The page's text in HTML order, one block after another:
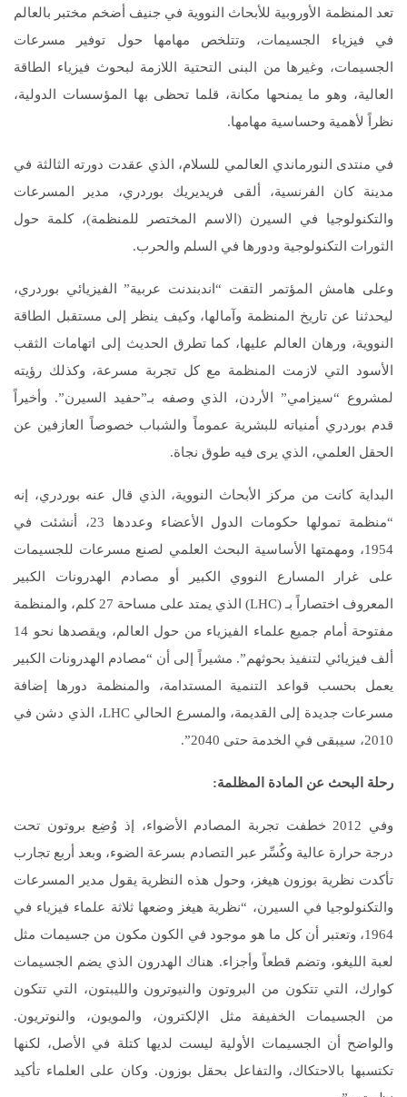
تعد المنظمة الأوروبية للأبحاث النووية في جنيف أضخم مختبر بالعالم
في فيزياء الجسيمات، وتتلخص مهامها حول توفير مسرعات
الجسيمات، وغيرها من البنى التحتية اللازمة لبحوث فيزياء الطاقة
العالية، وهو ما يمنحها مكانة، قلما تحظى بها المؤسسات الدولية،
نظراً لأهمية وحساسية مهامها.
في منتدى النورماندي العالمي للسلام، الذي عقدت دورته الثالثة في
مدينة كان الفرنسية، ألقى فريديريك بوردري، مدير المسرعات
والتكنولوجيا في السيرن (الاسم المختصر للمنظمة)، كلمة حول
الثورات التكنولوجية ودورها في السلم والحرب.
وعلى هامش المؤتمر التقت “اندبندنت عربية” الفيزيائي بوردري،
ليحدثنا عن تاريخ المنظمة وآمالها، وكيف ينظر إلى مستقبل الطاقة
النووية، ورهان العالم عليها، كما تطرق الحديث إلى اتهامات الثقب
الأسود التي لازمت المنظمة مع كل تجربة مسرعة، وكذلك رؤيته
لمشروع “سيزامي” الأردن، الذي وصفه بـ”حفيد السيرن”. وأخيراً
قدم بوردري أمنياته للبشرية عموماً والشباب خصوصاً العازفين عن
الحقل العلمي، الذي يرى فيه طوق نجاة.
البداية كانت من مركز الأبحاث النووية، الذي قال عنه بوردري، إنه
“منظمة تمولها حكومات الدول الأعضاء وعددها 23، أنشئت في
1954، ومهمتها الأساسية البحث العلمي لصنع مسرعات للجسيمات
على غرار المسارع النووي الكبير أو مصادم الهدرونات الكبير
المعروف اختصاراً بـ (LHC) الذي يمتد على مساحة 27 كلم، والمنظمة
مفتوحة أمام جميع علماء الفيزياء من حول العالم، ويقصدها نحو 14
ألف فيزيائي لتنفيذ بحوثهم”. مشيراً إلى أن “مصادم الهدرونات الكبير
يعمل بحسب قواعد التنمية المستدامة، والمنظمة دورها إضافة
مسرعات جديدة إلى القديمة، والمسرع الحالي LHC، الذي دشن في
2010، سيبقى في الخدمة حتى 2040”.
رحلة البحث عن المادة المظلمة:
وفي 2012 خطفت تجربة المصادم الأضواء، إذ وُضِع بروتون تحت
درجة حرارة عالية وكُسِّر عبر التصادم بسرعة الضوء، وبعد أربع تجارب
تأكدت نظرية بوزون هيغز، وحول هذه النظرية يقول مدير المسرعات
والتكنولوجيا في السيرن، “نظرية هيغز وضعها ثلاثة علماء فيزياء في
1964، وتعتبر أن كل ما هو موجود في الكون مكون من جسيمات مثل
لعبة الليغو، وتضم قطعاً وأجزاء. هناك الهدرون الذي يضم الجسيمات
كوارك، التي تتكون من البروتون والنيوترون والليبتون، التي تتكون
من الجسيمات الخفيفة مثل الإلكترون، والمويون، والنوتريون.
والواضح أن الجسيمات الأولية ليست لديها كتلة في الأصل، لكنها
تكتسبها بالاحتكاك، والتفاعل بحقل بوزون. وكان على العلماء تأكيد